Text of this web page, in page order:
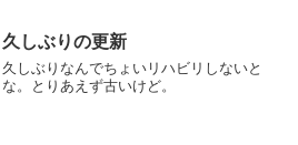
久しぶりの更新
久しぶりなんでちょいリハビリしないと
な。とりあえず古いけど。